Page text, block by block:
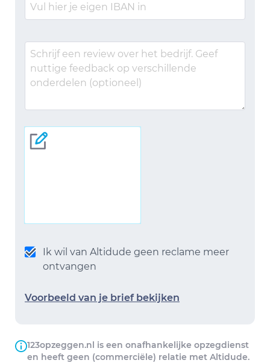
Ik wil van Altidude geen reclame meer
ontvangen
Voorbeeld van je brief bekijken
123opzeggen.nl is een onafhankelijke opzegdienst
en heeft geen (commerciële) relatie met Altidude.